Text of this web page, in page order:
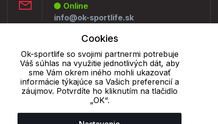
Online
info@ok-sportlife.sk
Offline
+421 277 270 090
Cookie - podrobné nastavenie| Ďalšie informácie
osobných údajov
Cookies
Ok-sportlife so svojimi partnermi potrebuje
Váš súhlas na využitie jednotlivých dát, aby
sme Vám okrem iného mohli ukazovať
informácie týkajúce sa Vašich preferencií a
záujmov. Potvrdíte ho kliknutím na tlačidlo
„OK“.